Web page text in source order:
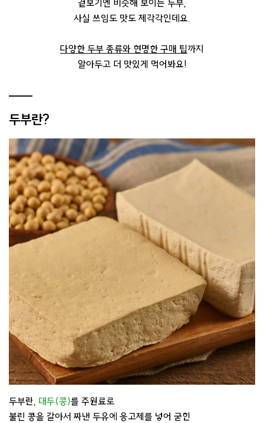
겉보기엔 비슷해 보이는 두부,
사실 쓰임도 맛도 제각각인데요.
다양한 두부 종류와 현명한 구매 팁까지
알아두고 더 맛있게 먹어봐요!
두부란?
두부란, 대두(콩)를 주원료로
불린 콩을 갈아서 짜낸 두유에 응고제를 넣어 굳힌